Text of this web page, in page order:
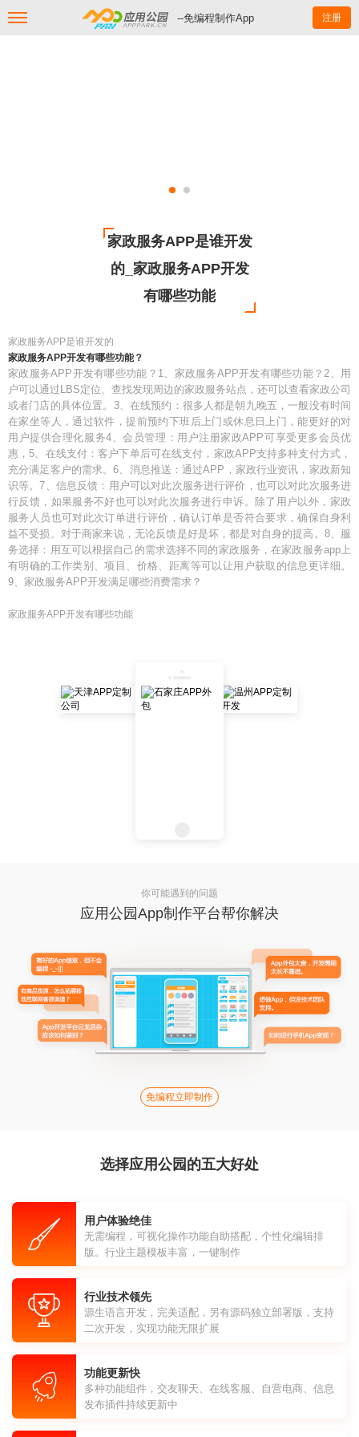
--免编程制作App 注册
家政服务APP是谁开发
的_家政服务APP开发
有哪些功能
家政服务APP是谁开发的
家政服务APP开发有哪些功能？
家政服务APP开发有哪些功能？1、家政服务APP开发有哪些功能？2、用
户可以通过LBS定位、查找发现周边的家政服务站点，还可以查看家政公司
或者门店的具体位置。3、在线预约：很多人都是朝九晚五，一般没有时间
在家坐等人，通过软件，提前预约下班后上门或休息日上门，能更好的对
用户提供合理化服务4、会员管理：用户注册家政APP可享受更多会员优
惠，5、在线支付：客户下单后可在线支付，家政APP支持多种支付方式，
充分满足客户的需求。6、消息推送：通过APP，家政行业资讯，家政新知
识等。7、信息反馈：用户可以对此次服务进行评价，也可以对此次服务进
行反馈，如果服务不好也可以对此次服务进行申诉。除了用户以外，家政
服务人员也可对此次订单进行评价，确认订单是否符合要求，确保自身利
益不受损。对于商家来说，无论反馈是好是坏，都是对自身的提高。8、服
务选择：用互可以根据自己的需求选择不同的家政服务，在家政服务app上
有明确的工作类别、项目、价格、距离等可以让用户获取的信息更详细。
9、家政服务APP开发满足哪些消费需求？
家政服务APP开发有哪些功能
你可能遇到的问题
应用公园App制作平台帮你解决
免编程立即制作
选择应用公园的五大好处
用户体验绝佳
无需编程，可视化操作功能自助搭配，个性化编辑排
版。行业主题模板丰富，一键制作
行业技术领先
源生语言开发，完美适配，另有源码独立部署版，支持
二次开发，实现功能无限扩展
功能更新快
多种功能组件，交友聊天、在线客服、自营电商、信息
发布插件持续更新中